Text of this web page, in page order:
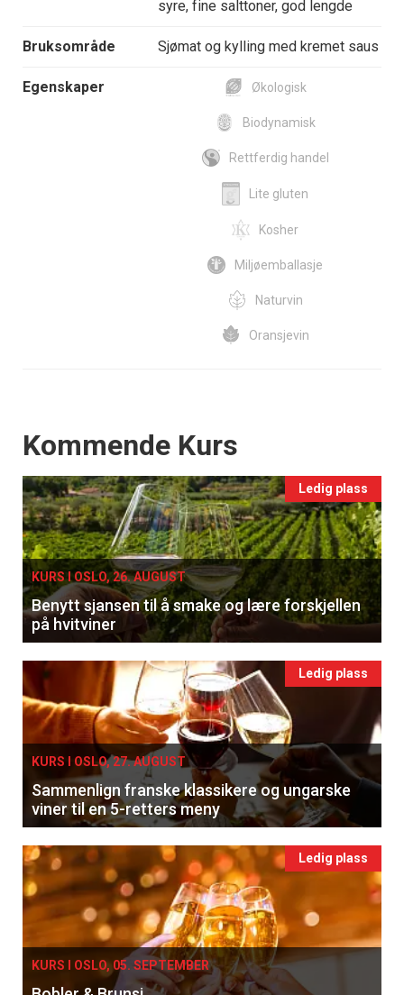
syre, fine salttoner, god lengde
Bruksområde Sjømat og kylling med kremet saus
Egenskaper Økologisk
Biodynamisk
Rettferdig handel
Lite gluten
Kosher
Miljøemballasje
Naturvin
Oransjevin
Events
Kommende Kurs
Ledig plass
KURS I OSLO, 26. AUGUST
Benytt sjansen til å smake og lære forskjellen
på hvitviner
Ledig plass
KURS I OSLO, 27. AUGUST
Sammenlign franske klassikere og ungarske
viner til en 5-retters meny
Ledig plass
KURS I OSLO, 05. SEPTEMBER